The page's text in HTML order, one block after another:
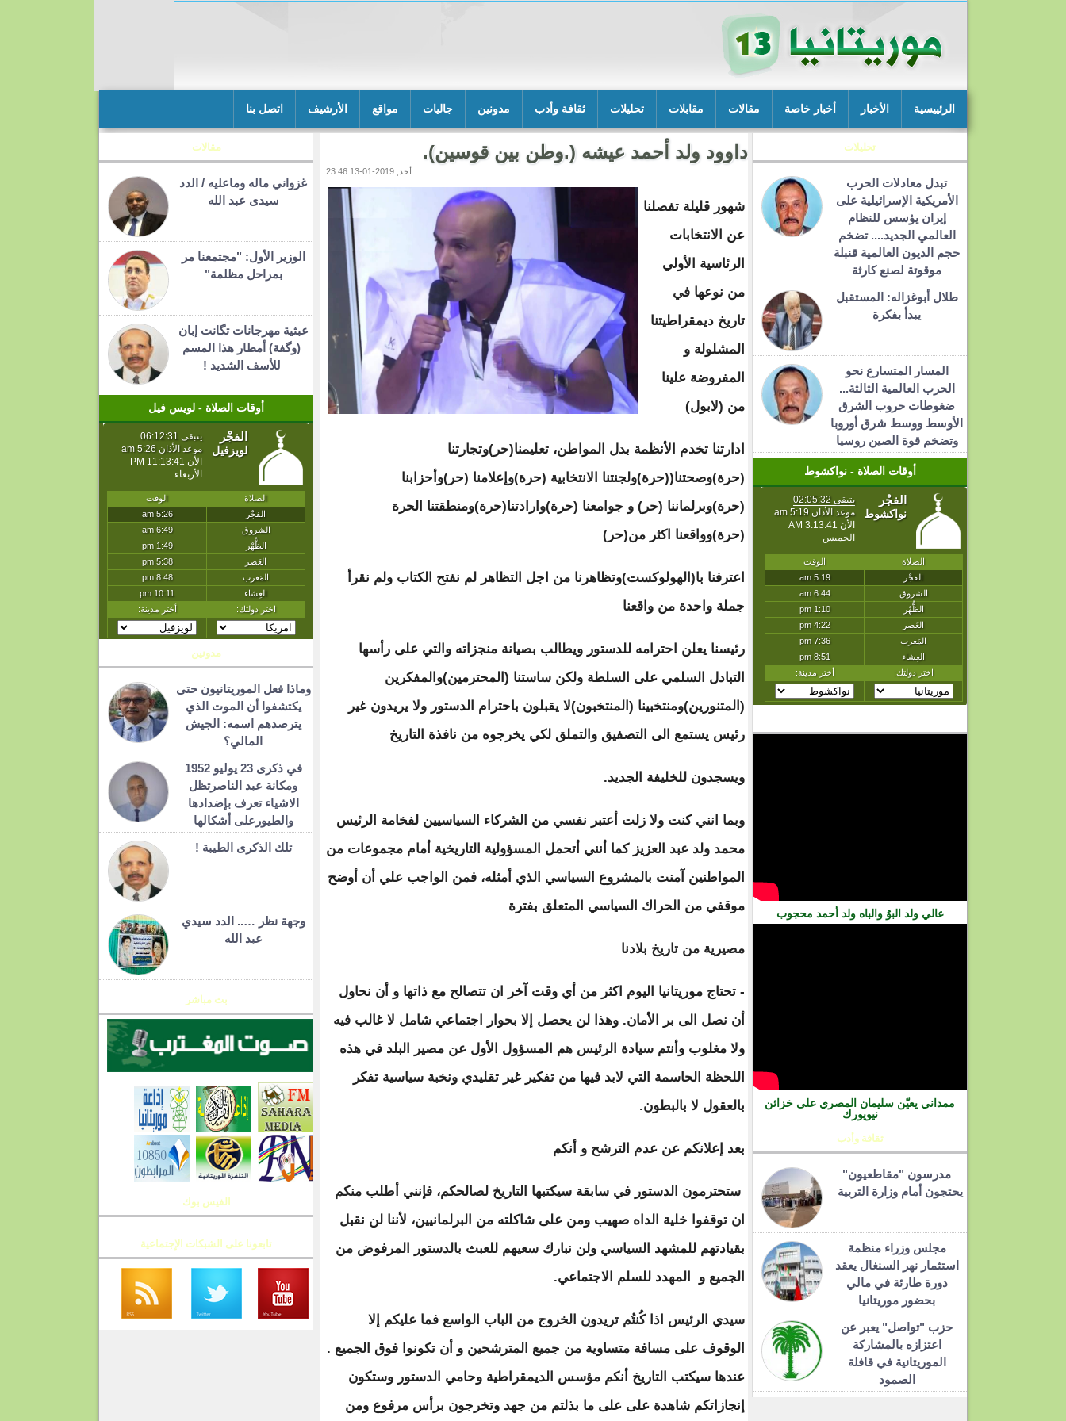
الرئييسية الأخبار أخبار خاصة مقالات مقابلات تحليلات ثقافة وأدب مدونين جاليات مواقع الأرشيف اتصل بنا
تحليلات
تبدل معادلات الحرب
الأمريكية الإسرائيلية على
إيران يؤسس للنظام
العالمي الجديد.... تضخم
حجم الديون العالمية قنبلة
موقوتة لصنع كارثة
طلال أبوغزاله: المستقبل
يبدأ بفكرة
المسار المتسارع نحو
الحرب العالمية الثالثة...
ضغوطات حروب الشرق
الأوسط ووسط شرق أوروبا
وتضخم قوة الصين روسيا
أوقات الصلاة - نواكشوط
عالي ولد البوُ والباه ولد أحمد محجوب
ممداني يعيّن سليمان المصري على خزائن
نيويورك
ثقافة وأدب
مدرسون "مقاطعيون"
يحتجون أمام وزارة التربية
مجلس وزراء منظمة
استثمار نهر السنغال يعقد
دورة طارئة في مالي
بحضور موريتانيا
حزب "تواصل" يعبر عن
اعتزازه بالمشاركة
الموريتانية في قافلة
الصمود
داوود ولد أحمد عيشه (.وطن بين قوسين).
أحد, 2019-01-13 23:46
شهور قليلة تفصلنا
عن الانتخابات
الرئاسية الأولي
من نوعها في
تاريخ ديمقراطيتنا
المشلولة و
المفروضة علينا
من (لابول)
ادارتنا تخدم الأنظمة بدل المواطن، تعليمنا(حر)وتجارتنا
(حرة)وصحتنا((حرة)ولجنتنا الانتخابية (حرة)وإعلامنا (حر)وأحزابنا
(حرة)وبرلماننا (حر) و جوامعنا (حرة)وارادتنا(حرة)ومنطقتنا الحرة
(حرة)وواقعنا اكثر من(حر)
اعترفنا با(الهولوكست)وتظاهرنا من اجل التظاهر لم نفتح الكتاب ولم نقرأ
جملة واحدة من واقعنا
رئيسنا يعلن احترامه للدستور ويطالب بصيانة منجزاته والتي على رأسها
التبادل السلمي على السلطة ولكن ساستنا (المحترمين)والمفكرين
(المتنورين)ومنتخبينا (المنتخبون)لا يقبلون باحترام الدستور ولا يريدون غير
رئيس يستمع الى التصفيق والتملق لكي يخرجوه من نافذة التاريخ
ويسجدون للخليفة الجديد.
وبما انني كنت ولا زلت أعتبر نفسي من الشركاء السياسيين لفخامة الرئيس
محمد ولد عبد العزيز كما أنني أتحمل المسؤولية التاريخية أمام مجموعات من
المواطنين آمنت بالمشروع السياسي الذي أمثله، فمن الواجب علي أن أوضح
موقفي من الحراك السياسي المتعلق بفترة
مصيرية من تاريخ بلادنا
- تحتاج موريتانيا اليوم اكثر من أي وقت آخر ان تتصالح مع ذاتها و أن نحاول
أن نصل الى بر الأمان. وهذا لن يحصل إلا بحوار اجتماعي شامل لا غالب فيه
ولا مغلوب وأنتم سيادة الرئيس هم المسؤول الأول عن مصير البلد في هذه
اللحظة الحاسمة التي لابد فيها من تفكير غير تقليدي ونخبة سياسية تفكر
بالعقول لا بالبطون.
بعد إعلانكم عن عدم الترشح و أنكم
ستحترمون الدستور في سابقة سيكتبها التاريخ لصالحكم، فإنني أطلب منكم
ان توقفوا خلية الداه صهيب ومن على شاكلته من البرلمانيين، لأننا لن نقبل
بقيادتهم للمشهد السياسي ولن نبارك سعيهم للعبث بالدستور المرفوض من
الجميع و المهدد للسلم الاجتماعي.
سيدي الرئيس اذا كُنتُم تريدون الخروج من الباب الواسع فما عليكم إلا
الوقوف على مسافة متساوية من جميع المترشحين و أن تكونوا فوق الجميع .
عندها سيكتب التاريخ أنكم مؤسس الديمقراطية وحامي الدستور وستكون
إنجازاتكم شاهدة على على ما بذلتم من جهد وتخرجون برأس مرفوع ومن
مقالات
غزواني ماله وماعليه / الدد
سيدى عبد الله
الوزير الأول: "مجتمعنا مر
بمراحل مظلمة"
عبثية مهرجانات تگانت إبان
(وگفة) أمطار هذا المسم
للأسف الشديد !
أوقات الصلاة - لويس فيل
مدونين
وماذا فعل الموريتانيون حتى
يكتشفوا أن الموت الذي
يترصدهم اسمه: الجيش
المالي؟
في ذكرى 23 يوليو 1952
ومكانة عبد الناصرتظل
الاشياء تعرف بإضدادها
والطيورعلى أشكالها
تلك الذكرى الطيبة !
وجهة نظر ….. الدد سيدي
عبد الله
بث مباشر
الفيس بوك
تابعونا على الشبكات الإجتماعية